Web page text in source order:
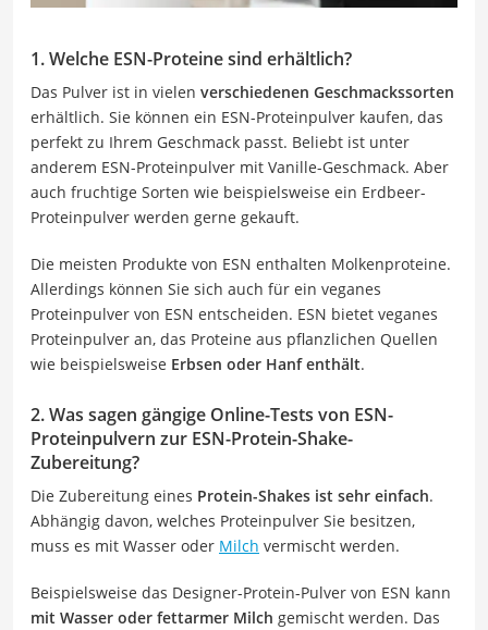
1. Welche ESN-Proteine sind erhältlich?
Das Pulver ist in vielen verschiedenen Geschmackssorten
erhältlich. Sie können ein ESN-Proteinpulver kaufen, das
perfekt zu Ihrem Geschmack passt. Beliebt ist unter
anderem ESN-Proteinpulver mit Vanille-Geschmack. Aber
auch fruchtige Sorten wie beispielsweise ein Erdbeer-
Proteinpulver werden gerne gekauft.
Die meisten Produkte von ESN enthalten Molkenproteine.
Allerdings können Sie sich auch für ein veganes
Proteinpulver von ESN entscheiden. ESN bietet veganes
Proteinpulver an, das Proteine aus pflanzlichen Quellen
wie beispielsweise Erbsen oder Hanf enthält.
2. Was sagen gängige Online-Tests von ESN-
Proteinpulvern zur ESN-Protein-Shake-
Zubereitung?
Die Zubereitung eines Protein-Shakes ist sehr einfach.
Abhängig davon, welches Proteinpulver Sie besitzen,
muss es mit Wasser oder Milch vermischt werden.
Beispielsweise das Designer-Protein-Pulver von ESN kann
mit Wasser oder fettarmer Milch gemischt werden. Das